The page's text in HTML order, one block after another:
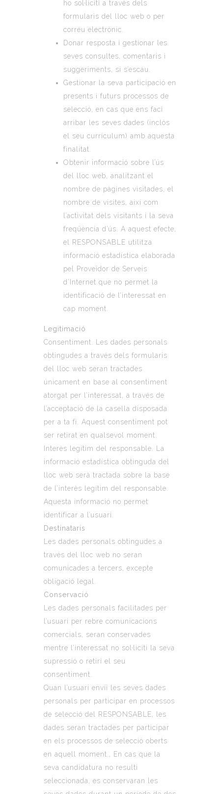
ho sol·liciti a través dels
formularis del lloc web o per
correu electrònic.
Donar resposta i gestionar les
seves consultes, comentaris i
suggeriments, si s’escau.
Gestionar la seva participació en
presents i futurs processos de
selecció, en cas que ens faci
arribar les seves dades (inclòs
el seu currículum) amb aquesta
finalitat.
Obtenir informació sobre l’ús
del lloc web, analitzant el
nombre de pàgines visitades, el
nombre de visites, així com
l’activitat dels visitants i la seva
freqüència d’ús. A aquest efecte,
el RESPONSABLE utilitza
informació estadística elaborada
pel Proveïdor de Serveis
d’Internet que no permet la
identificació de l’interessat en
cap moment.
Legitimació
Consentiment . Les dades personals
obtingudes a través dels formularis
del lloc web seran tractades
únicament en base al consentiment
atorgat per l’interessat, a través de
l’acceptació de la casella disposada
per a ta fi. Aquest consentiment pot
ser retirat en qualsevol moment.
Interès legítim del responsable . La
informació estadística obtinguda del
lloc web serà tractada sobre la base
de l’interès legítim del responsable.
Aquesta informació no permet
identificar a l’usuari.
Destinataris
Les dades personals obtingudes a
través del lloc web no seran
comunicades a tercers, excepte
obligació legal.
Conservació
Les dades personals facilitades per
l’usuari per rebre comunicacions
comercials, seran conservades
mentre l’interessat no sol·liciti la seva
supressió o retiri el seu
consentiment.
Quan l’usuari enviï les seves dades
personals per participar en processos
de selecció del RESPONSABLE, les
dades seran tractades per participar
en els processos de selecció oberts
en aquell moment., En cas que la
seva candidatura no resulti
seleccionada, es conservaran les